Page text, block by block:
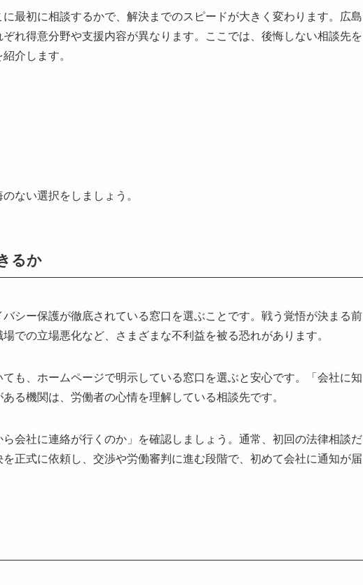
最初に相談するかで、解決までのスピードが大きく変わります。広島
れ得意分野や支援内容が異なります。ここでは、後悔しない相談先を
介します。
ない選択をしましょう。
るか
シー保護が徹底されている窓口を選ぶことです。戦う覚悟が決まる前
での立場悪化など、さまざまな不利益を被る恐れがあります。
も、ホームページで明示している窓口を選ぶと安心です。「会社に知
る機関は、労働者の心情を理解している相談先です。
会社に連絡が行くのか」を確認しましょう。通常、初回の法律相談だ
正式に依頼し、交渉や労働審判に進む段階で、初めて会社に通知が届